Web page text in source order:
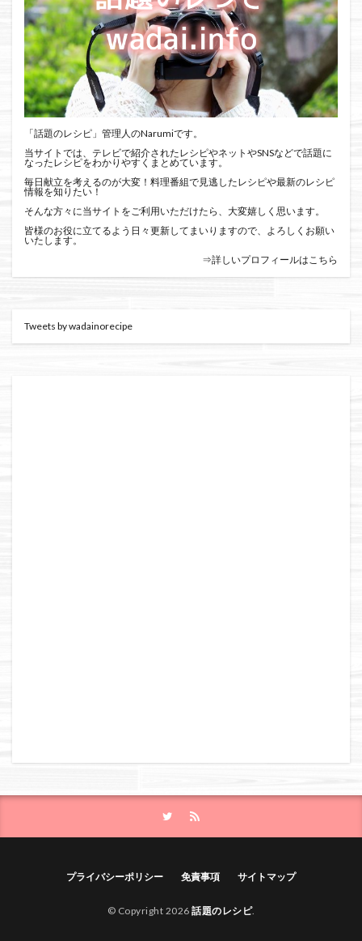
「話題のレシピ」管理人のNarumiです。
当サイトでは、テレビで紹介されたレシピやネットやSNSなどで話題に
なったレシピをわかりやすくまとめています。
毎日献立を考えるのが大変！料理番組で見逃したレシピや最新のレシピ
情報を知りたい！
そんな方々に当サイトをご利用いただけたら、大変嬉しく思います。
皆様のお役に立てるよう日々更新してまいりますので、よろしくお願い
いたします。
⇒詳しいプロフィールはこちら
Tweets by wadainorecipe
プライバシーポリシー 免責事項 サイトマップ
© Copyright 2026 話題のレシピ.